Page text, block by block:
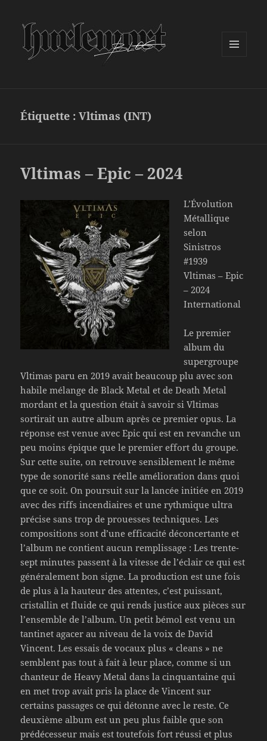
Étiquette :Vltimas (INT)
Vltimas – Epic – 2024
L’Évolution
Métallique
selon
Sinistros
#1939
Vltimas – Epic
– 2024
International
Le premier
album du
supergroupe
Vltimas paru en 2019 avait beaucoup plu avec son
habile mélange de Black Metal et de Death Metal
mordant et la question était à savoir si Vltimas
sortirait un autre album après ce premier opus. La
réponse est venue avec Epic qui est en revanche un
peu moins épique que le premier effort du groupe.
Sur cette suite, on retrouve sensiblement le même
type de sonorité sans réelle amélioration dans quoi
que ce soit. On poursuit sur la lancée initiée en 2019
avec des riffs incendiaires et une rythmique ultra
précise sans trop de prouesses techniques. Les
compositions sont d’une efficacité déconcertante et
l’album ne contient aucun remplissage : Les trente-
sept minutes passent à la vitesse de l’éclair ce qui est
généralement bon signe. La production est une fois
de plus à la hauteur des attentes, c’est puissant,
cristallin et fluide ce qui rends justice aux pièces sur
l’ensemble de l’album. Un petit bémol est venu un
tantinet agacer au niveau de la voix de David
Vincent. Les essais de vocaux plus « cleans » ne
semblent pas tout à fait à leur place, comme si un
chanteur de Heavy Metal dans la cinquantaine qui
en met trop avait pris la place de Vincent sur
certains passages ce qui détonne avec le reste. Ce
deuxième album est un peu plus faible que son
prédécesseur mais est toutefois fort réussi et plus